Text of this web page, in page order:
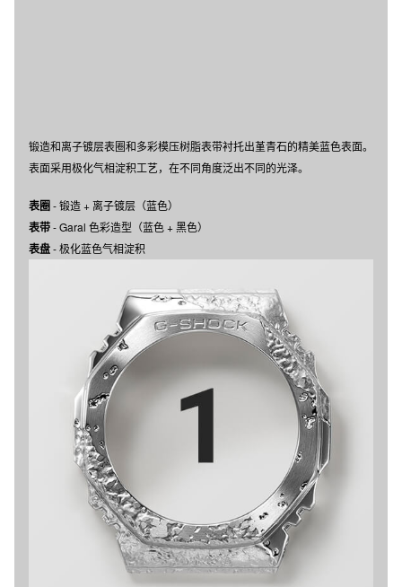
锻造和离子镀层表圈和多彩模压树脂表带衬托出堇青石的精美蓝色表面。
表面采用极化气相淀积工艺，在不同角度泛出不同的光泽。
表圈- 锻造 + 离子镀层（蓝色）
表带- Garal 色彩造型（蓝色 + 黑色）
表盘- 极化蓝色气相淀积